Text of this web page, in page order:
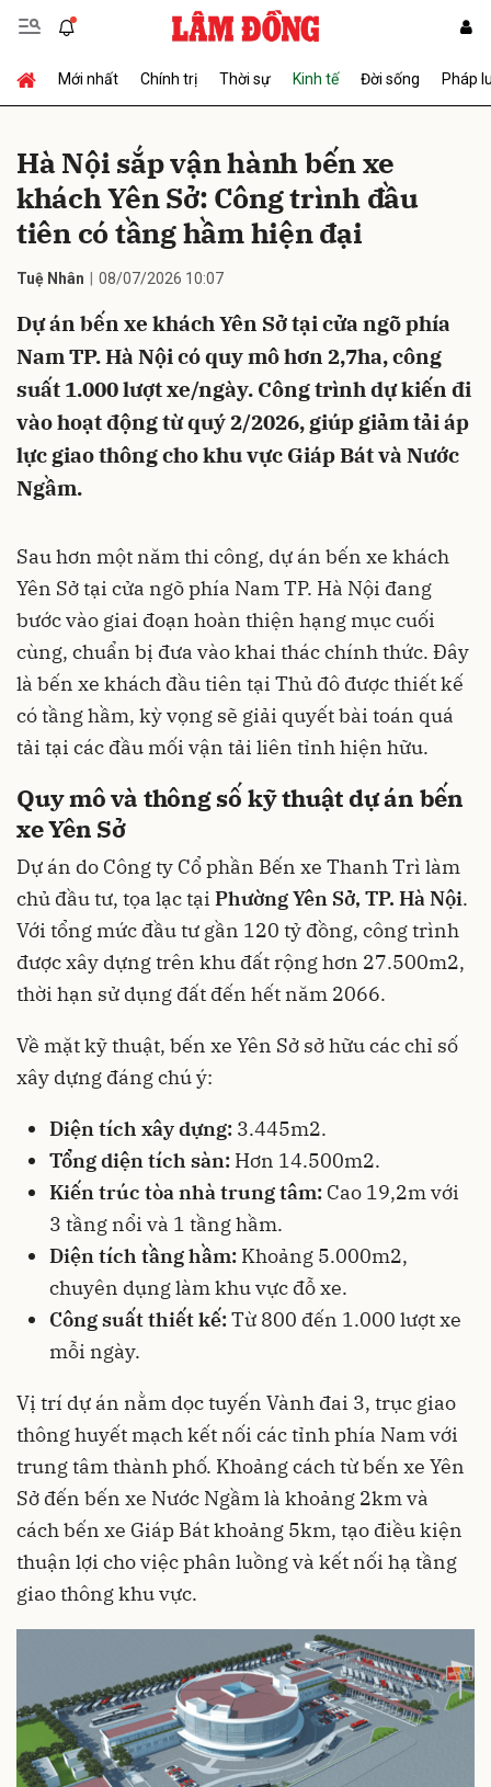
Mới nhất Chính trị Thời sự Kinh tế Đời sống Pháp
Hà Nội sắp vận hành bến xe
khách Yên Sở: Công trình đầu
tiên có tầng hầm hiện đại
Tuệ Nhân 08/07/2026 10:07
Dự án bến xe khách Yên Sở tại cửa ngõ phía
Nam TP. Hà Nội có quy mô hơn 2,7ha, công
suất 1.000 lượt xe/ngày. Công trình dự kiến đi
vào hoạt động từ quý 2/2026, giúp giảm tải áp
lực giao thông cho khu vực Giáp Bát và Nước
Ngầm.
Sau hơn một năm thi công, dự án bến xe khách
Yên Sở tại cửa ngõ phía Nam TP. Hà Nội đang
bước vào giai đoạn hoàn thiện hạng mục cuối
cùng, chuẩn bị đưa vào khai thác chính thức. Đây
là bến xe khách đầu tiên tại Thủ đô được thiết kế
có tầng hầm, kỳ vọng sẽ giải quyết bài toán quá
tải tại các đầu mối vận tải liên tỉnh hiện hữu.
Quy mô và thông số kỹ thuật dự án bến
xe Yên Sở
Dự án do Công ty Cổ phần Bến xe Thanh Trì làm
chủ đầu tư, tọa lạc tại Phường Yên Sở, TP. Hà Nội.
Với tổng mức đầu tư gần 120 tỷ đồng, công trình
được xây dựng trên khu đất rộng hơn 27.500m2,
thời hạn sử dụng đất đến hết năm 2066.
Về mặt kỹ thuật, bến xe Yên Sở sở hữu các chỉ số
xây dựng đáng chú ý:
Diện tích xây dựng: 3.445m2.
Tổng diện tích sàn: Hơn 14.500m2.
Kiến trúc tòa nhà trung tâm: Cao 19,2m với
3 tầng nổi và 1 tầng hầm.
Diện tích tầng hầm: Khoảng 5.000m2,
chuyên dụng làm khu vực đỗ xe.
Công suất thiết kế:Từ 800 đến 1.000 lượt xe
mỗi ngày.
Vị trí dự án nằm dọc tuyến Vành đai 3, trục giao
thông huyết mạch kết nối các tỉnh phía Nam với
trung tâm thành phố. Khoảng cách từ bến xe Yên
Sở đến bến xe Nước Ngầm là khoảng 2km và
cách bến xe Giáp Bát khoảng 5km, tạo điều kiện
thuận lợi cho việc phân luồng và kết nối hạ tầng
giao thông khu vực.
Gửi bình luận
Hủy Gửi